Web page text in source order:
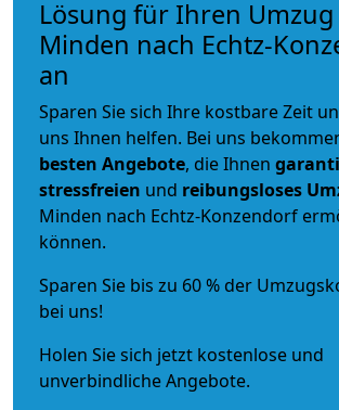
Lösung für Ihren Umzug
Minden nach Echtz-
an
Sparen Sie sich Ihre kostbare Zeit
uns Ihnen helfen. Bei uns
besten Angebote, die Ihnen
stressfreien und reibungsloses
Minden nach Echtz-Konzendorf
können.
Sparen Sie bis zu 60 % der
bei uns!
Holen Sie sich jetzt kostenlose und
unverbindliche Angebote.